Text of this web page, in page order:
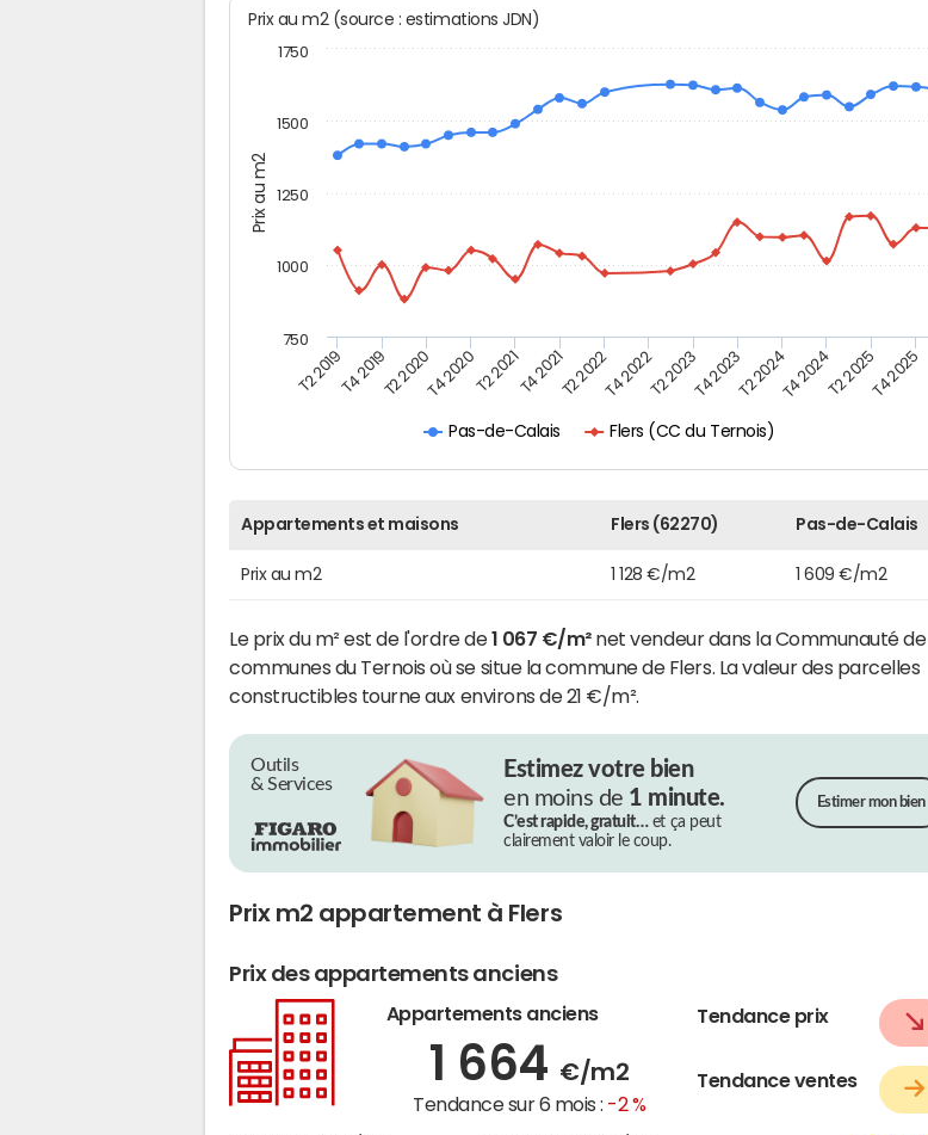
Prix au m2
Prix au m2 (source : estimations JDN)
Pas-de-Calais Flers (CC du Ternois)
T2 2019T4 2019T2 2020T4 2020T2 2021T4 2021T2 2022T4 2022T2 2023T4 2023T2 2024T4 2024T2 2025T4 2025
1000
750
1250
1500
1750
Appartements et maisons Flers (62270) Pas-de-Calais
Prix au m2 1 128 €/m2 1 609 €/m2
Le prix du m² est de l'ordre de1 067 €/m²net vendeur dans la Communauté de
communes du Ternois où se situe la commune de Flers. La valeur des parcelles
constructibles tourne aux environs de 21 €/m².
Outils
& Services
Estimez votre bien
en moins de 1 minute.
C’est rapide, gratuit…et ça peut
clairement valoir le coup.
Estimer mon bien
Prix m2 appartement à Flers
Prix des appartements anciens
Appartements anciens
1 664 €/m2
Tendance sur 6 mois : -2 %
Tendance prix
Tendance ventes